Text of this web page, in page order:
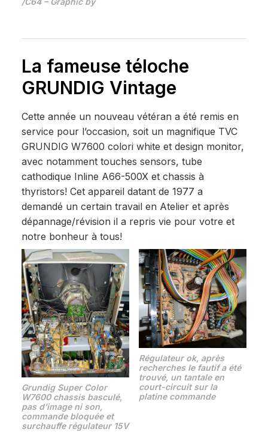
La fameuse téloche
GRUNDIG Vintage
Cette année un nouveau vétéran a été remis en
service pour l’occasion, soit un magnifique TVC
GRUNDIG W7600 colori white et design monitor,
avec notamment touches sensors, tube
cathodique Inline A66-500X et chassis à
thyristors! Cet appareil datant de 1977 a
demandé un certain travail en Atelier et après
dépannage/révision il a repris vie pour votre et
notre bonheur à tous!
Grundig Super Color
W7600 chassis basculé,
pas d’image ni son,
commande bloquée et
surchauffe régulateur 15V
Régulateur ok, après
recherches le fautif a été
trouvé, un tantale en
court-circuit sur la
platine commande